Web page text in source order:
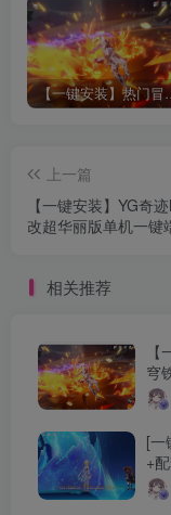
【一键安装】热门冒险策
上一篇
【一键安装】YG奇
改超华丽版单机一键
相关推荐
穹
动
[一
+
文